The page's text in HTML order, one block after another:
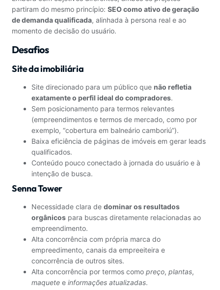
partiram do mesmo princípio: SEO como ativo de geração
de demanda qualificada, alinhada à persona real e ao
momento de decisão do usuário.
Desafios
Site da imobiliária
Site direcionado para um público que não refletia
exatamente o perfil ideal do compradores.
Sem posicionamento para termos relevantes
(empreendimentos e termos de mercado, como por
exemplo, “cobertura em balneário camboriú”).
Baixa eficiência de páginas de imóveis em gerar leads
qualificados.
Conteúdo pouco conectado à jornada do usuário e à
intenção de busca.
Senna Tower
Necessidade clara de dominar os resultados
orgânicos para buscas diretamente relacionadas ao
empreendimento.
Alta concorrência com própria marca do
empreedimento, canais da empreeiteira e
concorrência de outros sites.
Alta concorrência por termos como preço, plantas,
maquete e informações atualizadas.